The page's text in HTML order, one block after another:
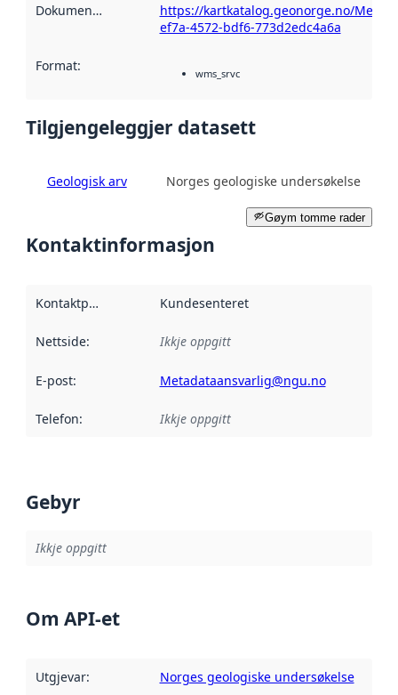
Dokumentasjon
https://kartkatalog.geonorge.no/
ef7a-4572-bdf6-773d2edc4a6a
Format: wms_srvc
Tilgjengeleggjer datasett
Geologisk arv Norges geologiske undersøkelse
Gøym tomme rader
Kontaktinformasjon
Kontaktpunkt Kundesenteret
Nettside: Ikkje oppgitt
E-post: Metadataansvarlig@ngu.no
Telefon: Ikkje oppgitt
Gebyr
Ikkje oppgitt
Om API-et
Utgjevar: Norges geologiske undersøkelse